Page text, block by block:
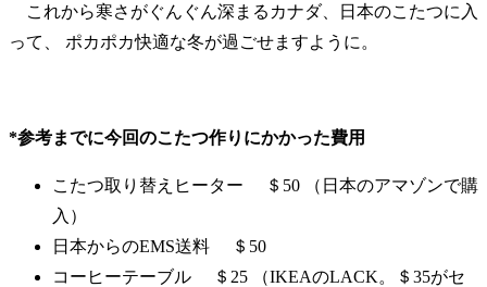
これから寒さがぐんぐん深まるカナダ、日本のこたつに入
って、 ポカポカ快適な冬が過ごせますように。
*参考までに今回のこたつ作りにかかった費用
こたつ取り替えヒーター ＄50 （日本のアマゾンで購
入）
日本からのEMS送料 ＄50
コーヒーテーブル ＄25 （IKEAのLACK。＄35がセ